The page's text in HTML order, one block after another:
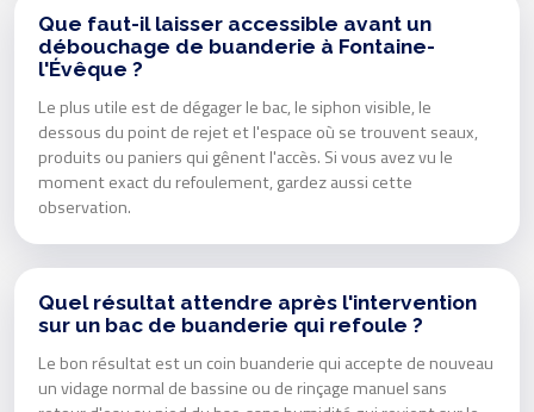
Que faut-il laisser accessible avant un
débouchage de buanderie à Fontaine-
l'Évêque ?
Le plus utile est de dégager le bac, le siphon visible, le
dessous du point de rejet et l'espace où se trouvent seaux,
produits ou paniers qui gênent l'accès. Si vous avez vu le
moment exact du refoulement, gardez aussi cette
observation.
Quel résultat attendre après l'intervention
sur un bac de buanderie qui refoule ?
Le bon résultat est un coin buanderie qui accepte de nouveau
un vidage normal de bassine ou de rinçage manuel sans